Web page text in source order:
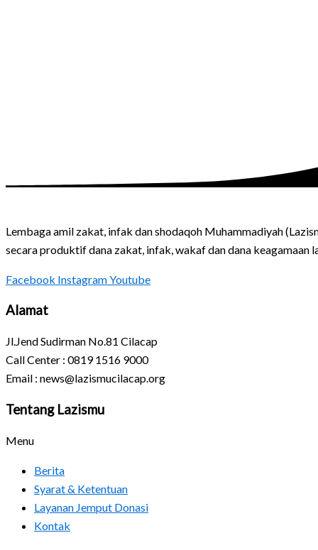
Lembaga amil zakat, infak dan shodaqoh Muhammadiyah
secara produktif dana zakat, infak, wakaf dan dana keagamaan
Facebook InstagramYoutube
Alamat
Jl.Jend Sudirman No.81 Cilacap
Call Center : 0819 1516 9000
Email : news@lazismucilacap.org
Tentang Lazismu
Menu
Berita
Syarat & Ketentuan
Layanan Jemput Donasi
Kontak